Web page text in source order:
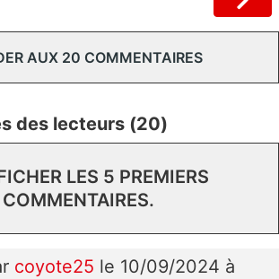
AUX 20 COMMENTAIRES
des lecteurs (20)
LES 5 PREMIERS
COMMENTAIRES.
coyote25 le 10/09/2024 à